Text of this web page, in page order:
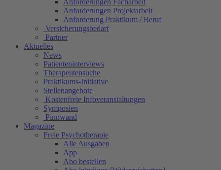
Anforderungen Facharbeit
Anforderungen Projektarbeit
Anforderung Praktikum / Beruf
Versicherungsbedarf
Partner
Aktuelles
News
Patienteninterviews
Therapeutensuche
Praktikums-Initiative
Stellenangebote
Kostenfreie Infoveranstaltungen
Symposien
Pinnwand
Magazine
Freie Psychotherapie
Alle Ausgaben
App
Abo bestellen